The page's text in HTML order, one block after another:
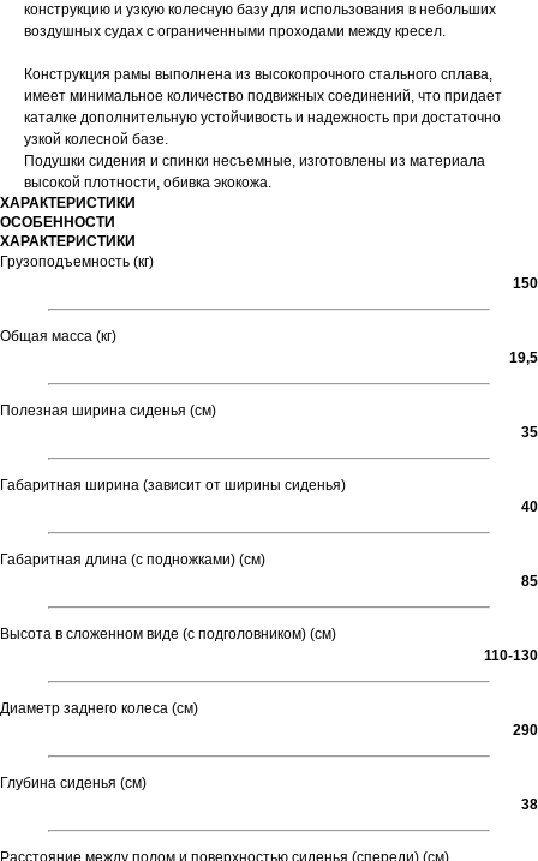
конструкцию и узкую колесную базу для использования в небольших
воздушных судах с ограниченными проходами между кресел.
Конструкция рамы выполнена из высокопрочного стального сплава,
имеет минимальное количество подвижных соединений, что придает
каталке дополнительную устойчивость и надежность при достаточно
узкой колесной базе.
Подушки сидения и спинки несъемные, изготовлены из материала
высокой плотности, обивка экокожа.
ХАРАКТЕРИСТИКИ
ОСОБЕННОСТИ
ХАРАКТЕРИСТИКИ
Грузоподъемность (кг)
150
Общая масса (кг)
19,5
Полезная ширина сиденья (см)
35
Габаритная ширина (зависит от ширины сиденья)
40
Габаритная длина (с подножками) (см)
85
Высота в сложенном виде (с подголовником) (см)
110-130
Диаметр заднего колеса (см)
290
Глубина сиденья (см)
38